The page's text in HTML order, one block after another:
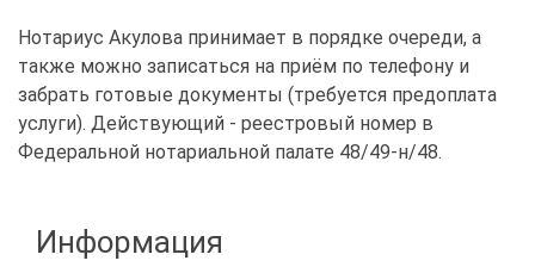
Нотариус Акулова принимает в порядке очереди, а
также можно записаться на приём по телефону и
забрать готовые документы (требуется предоплата
услуги). Действующий - реестровый номер в
Федеральной нотариальной палате 48/49-н/48.
Информация